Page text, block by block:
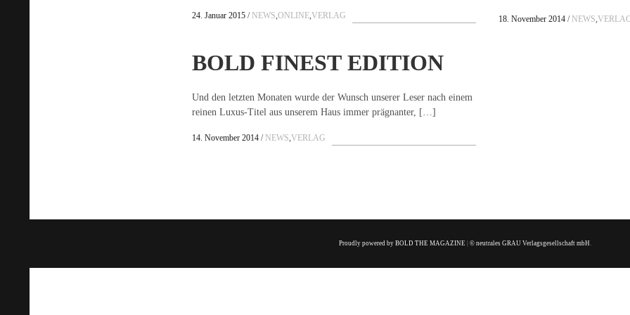
24. Januar 2015 NEWS ONLINE VERLAG 18. November 2014 NEWS
BOLD FINEST EDITION
Und den letzten Monaten wurde der Wunsch unserer Leser nach einem
reinen Luxus-Titel aus unserem Haus immer prägnanter, […]
14. November 2014 NEWS,VERLAG
Proudly powered by BOLD THE MAGAZINE |© neutrales GRAU Verlagsgesellschaft mbH